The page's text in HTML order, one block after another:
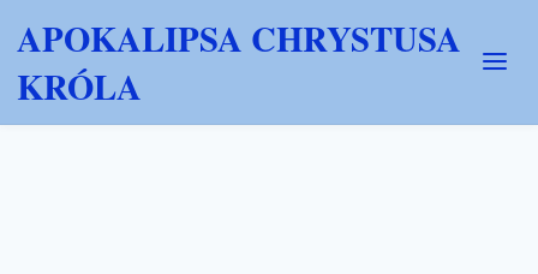
APOKALIPSA CHRYSTUSA
KRÓLA